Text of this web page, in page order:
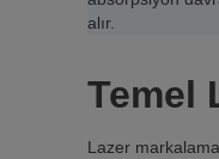
alır.
Temel
Lazer